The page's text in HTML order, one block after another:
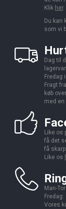
Klik her.
Du kan
som vi
Dag til
Fredag
Fragt
køb
med en
Like os
få det
få
Like os
Man-
Fredag:
Vores